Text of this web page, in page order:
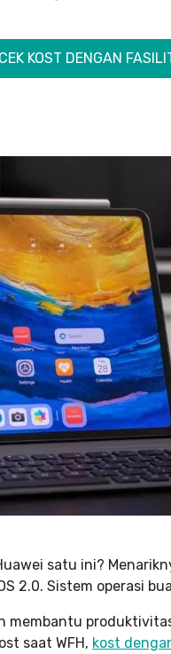
KOST DENGAN
satu ini?
2.0. Sistem operasi
membantu
saat WFH, kost